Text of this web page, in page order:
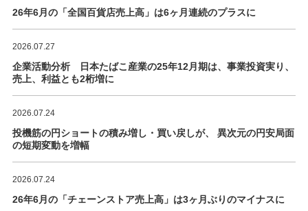
26年6月の「全国百貨店売上高」は6ヶ月連続のプラスに
2026.07.27
企業活動分析 日本たばこ産業の25年12月期は、事業投資実り、
売上、利益とも2桁増に
2026.07.24
投機筋の円ショートの積み増し・買い戻しが、 異次元の円安局面
の短期変動を増幅
2026.07.24
26年6月の「チェーンストア売上高」は3ヶ月ぶりのマイナスに